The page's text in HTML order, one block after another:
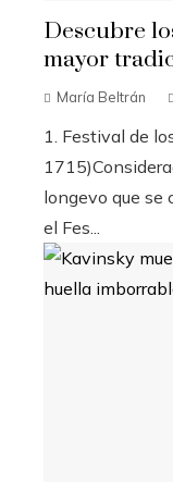
Descubre
mayor
María Beltrán
1. Festival de
longevo que se
el Fes...